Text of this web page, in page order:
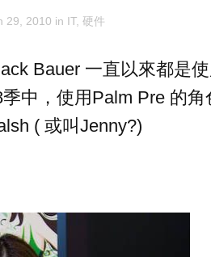
29, 2010 in IT, 硬件
Bauer 一直以來都是使
中，使用Palm Pre 的角
( 或叫Jenny?)